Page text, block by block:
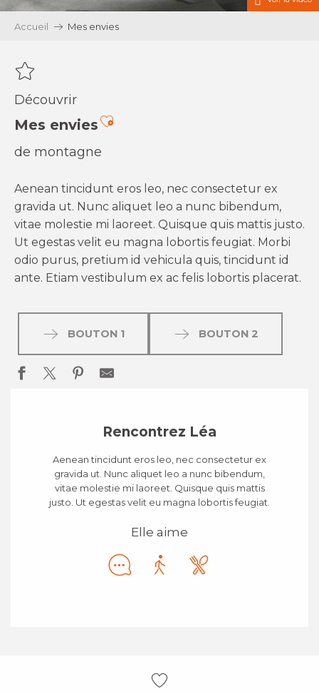
Accueil Mes envies
Découvrir
Mes enviesAjouter aux favoris
de montagne
Aenean tincidunt eros leo, nec consectetur ex
gravida ut. Nunc aliquet leo a nunc bibendum,
vitae molestie mi laoreet. Quisque quis mattis justo.
Ut egestas velit eu magna lobortis feugiat. Morbi
odio purus, pretium id vehicula quis, tincidunt id
ante. Etiam vestibulum ex ac felis lobortis placerat.
BOUTON 1 BOUTON 2
Rencontrez Léa
Aenean tincidunt eros leo, nec consectetur ex
gravida ut. Nunc aliquet leo a nunc bibendum,
vitae molestie mi laoreet. Quisque quis mattis
justo. Ut egestas velit eu magna lobortis feugiat.
Elle aime